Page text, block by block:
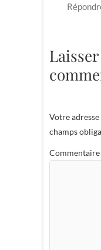
Votre
champs
Commentaire